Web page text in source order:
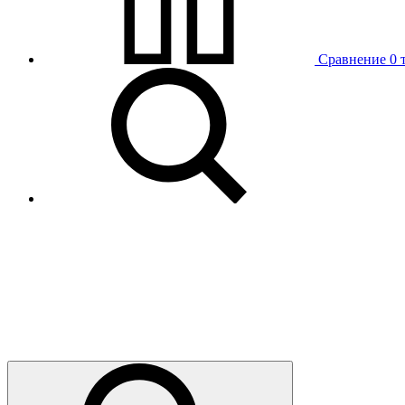
Сравнение 0